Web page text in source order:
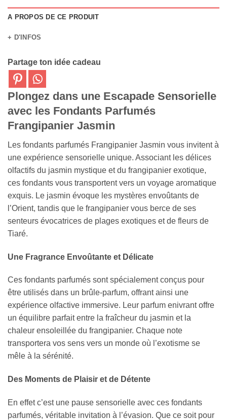
A PROPOS DE CE PRODUIT
+ D'INFOS
Partage ton idée cadeau
Plongez dans une Escapade Sensorielle
avec les Fondants Parfumés
Frangipanier Jasmin
Les fondants parfumés Frangipanier Jasmin vous invitent à
une expérience sensorielle unique. Associant les délices
olfactifs du jasmin mystique et du frangipanier exotique,
ces fondants vous transportent vers un voyage aromatique
exquis. Le jasmin évoque les mystères envoûtants de
l’Orient, tandis que le frangipanier vous berce de ses
senteurs évocatrices de plages exotiques et de fleurs de
Tiaré.
Une Fragrance Envoûtante et Délicate
Ces fondants parfumés sont spécialement conçus pour
être utilisés dans un brûle-parfum, offrant ainsi une
expérience olfactive immersive. Leur parfum enivrant offre
un équilibre parfait entre la fraîcheur du jasmin et la
chaleur ensoleillée du frangipanier. Chaque note
transportera vos sens vers un monde où l’exotisme se
mêle à la sérénité.
Des Moments de Plaisir et de Détente
En effet c’est une pause sensorielle avec ces fondants
parfumés, véritable invitation à l’évasion. Que ce soit pour